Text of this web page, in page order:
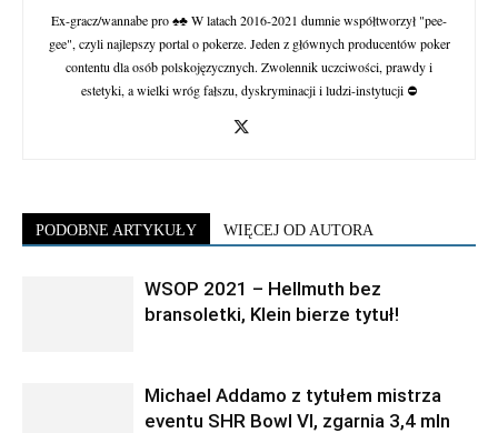
Ex-gracz/wannabe pro ♠♣ W latach 2016-2021 dumnie współtworzył "pee-
gee", czyli najlepszy portal o pokerze. Jeden z głównych producentów poker
contentu dla osób polskojęzycznych. Zwolennik uczciwości, prawdy i
estetyki, a wielki wróg fałszu, dyskryminacji i ludzi-instytucji ⛔
PODOBNE ARTYKUŁY WIĘCEJ OD AUTORA
WSOP 2021 – Hellmuth bez
bransoletki, Klein bierze tytuł!
Michael Addamo z tytułem mistrza
eventu SHR Bowl VI, zgarnia 3,4 mln